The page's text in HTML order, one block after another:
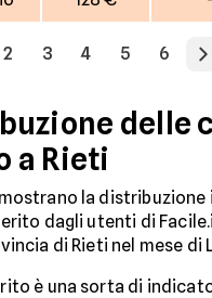
2 3 4 5 6
delle
a Rieti
la distribuzione
dagli utenti di
di Rieti nel mese di
è una sorta di